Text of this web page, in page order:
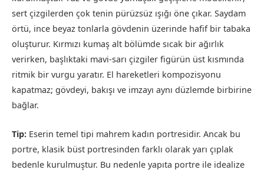
sert çizgilerden çok tenin pürüzsüz ışığı öne çıkar. Saydam
örtü, ince beyaz tonlarla gövdenin üzerinde hafif bir tabaka
oluşturur. Kırmızı kumaş alt bölümde sıcak bir ağırlık
verirken, başlıktaki mavi-sarı çizgiler figürün üst kısmında
ritmik bir vurgu yaratır. El hareketleri kompozisyonu
kapatmaz; gövdeyi, bakışı ve imzayı aynı düzlemde birbirine
bağlar.
Tip: Eserin temel tipi mahrem kadın portresidir. Ancak bu
portre, klasik büst portresinden farklı olarak yarı çıplak
bedenle kurulmuştur. Bu nedenle yapıta portre ile idealize